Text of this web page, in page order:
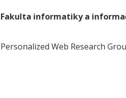
Fakulta informatiky a
Personalized Web Research